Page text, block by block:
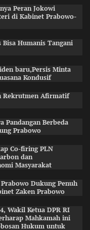
Peran Jokowi
di Kabinet Prabowo-
Bisa Humanis Tangani
baru,Persis Minta
Kondusif
Rekrutmen Afirmatif
Pandangan Berbeda
Prabowo
Co-firing PLN
dan
Masyarakat
Dukung Penuh
Zaken Prabowo
Wakil Ketua DPR RI
Mahkamah ini
Hukum untuk